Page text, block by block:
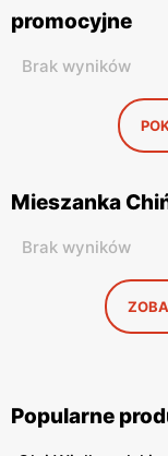
promocyjne
Brak wyników
Mieszanka
Brak wyników
Popularne